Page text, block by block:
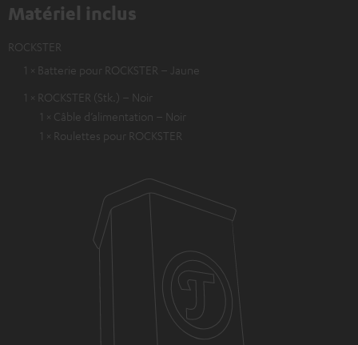
Matériel inclus
ROCKSTER
1 × Batterie pour ROCKSTER – Jaune
1 × ROCKSTER (Stk.) – Noir
1 × Câble d’alimentation – Noir
1 × Roulettes pour ROCKSTER